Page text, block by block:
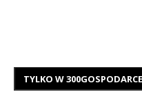
TYLKO W 300GOSPODARCE